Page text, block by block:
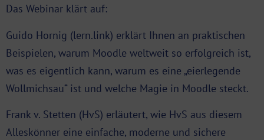
Das Webinar klärt auf:
Guido Hornig (lern.link) erklärt Ihnen an praktischen
Beispielen, warum Moodle weltweit so erfolgreich ist,
was es eigentlich kann, warum es eine „eierlegende
Wollmichsau“ ist und welche Magie in Moodle steckt.
Frank v. Stetten (HvS) erläutert, wie HvS aus diesem
Alleskönner eine einfache, moderne und sichere